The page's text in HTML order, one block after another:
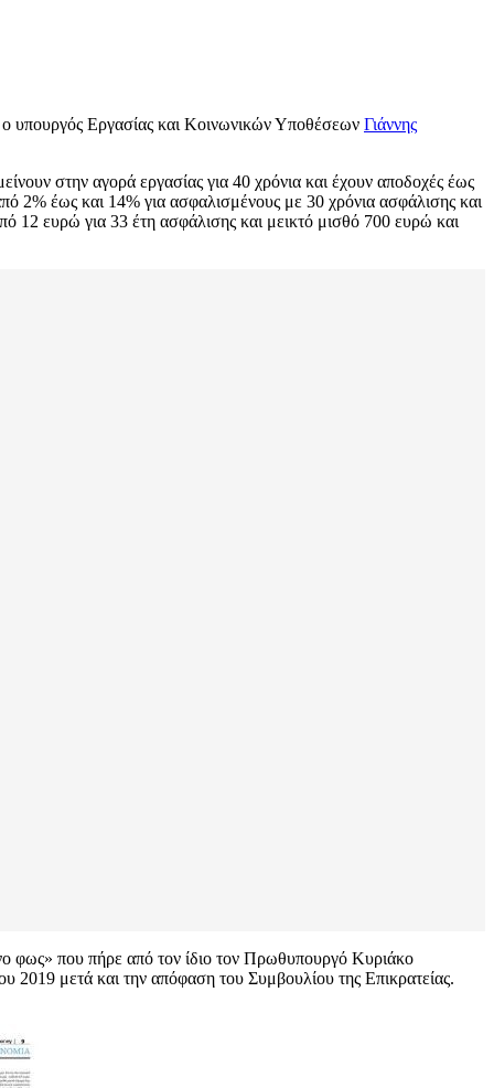
ο υπουργός Εργασίας και Κοινωνικών Υποθέσεων Γιάννης
στην αγορά εργασίας για 40 χρόνια και έχουν αποδοχές έως
2% έως και 14% για ασφαλισμένους με 30 χρόνια ασφάλισης και
12 ευρώ για 33 έτη ασφάλισης και μεικτό μισθό 700 ευρώ και
φως» που πήρε από τον ίδιο τον Πρωθυπουργό Κυριάκο
μετά και την απόφαση του Συμβουλίου της Επικρατείας.